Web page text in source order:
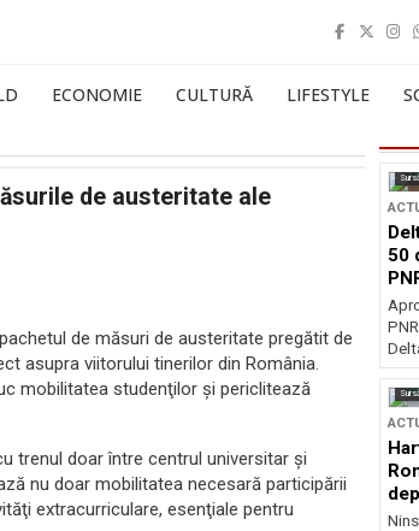
ECONOMIE CULTURĂ LIFESTYLE
de austeritate ale
de măsuri de austeritate pregătit de
asupra viitorului tinerilor din România.
mobilitatea studenţilor şi periclitează
trenul doar între centrul universitar şi
nu doar mobilitatea necesară participării
extracurriculare, esenţiale pentru
50